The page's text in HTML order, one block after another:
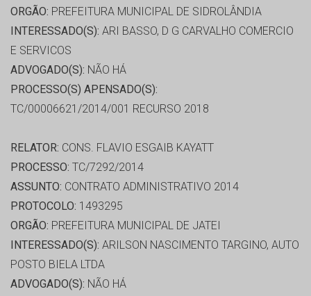
ORGÃO: PREFEITURA MUNICIPAL DE SIDROLÂNDIA
INTERESSADO(S): ARI BASSO, D G CARVALHO COMERCIO
E SERVICOS
ADVOGADO(S): NÃO HÁ
PROCESSO(S) APENSADO(S):
TC/00006621/2014/001 RECURSO 2018
RELATOR: CONS. FLAVIO ESGAIB KAYATT
PROCESSO: TC/7292/2014
ASSUNTO: CONTRATO ADMINISTRATIVO 2014
PROTOCOLO: 1493295
ORGÃO: PREFEITURA MUNICIPAL DE JATEI
INTERESSADO(S): ARILSON NASCIMENTO TARGINO, AUTO
POSTO BIELA LTDA
ADVOGADO(S): NÃO HÁ